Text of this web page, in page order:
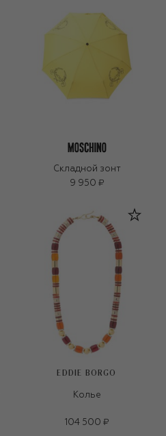
Складной зонт
9 950 ₽
EDDIE BORGO
Колье
104 500 ₽